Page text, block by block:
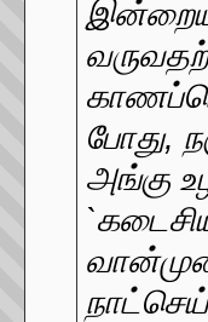
இன்றைய
போது,
அங்கு